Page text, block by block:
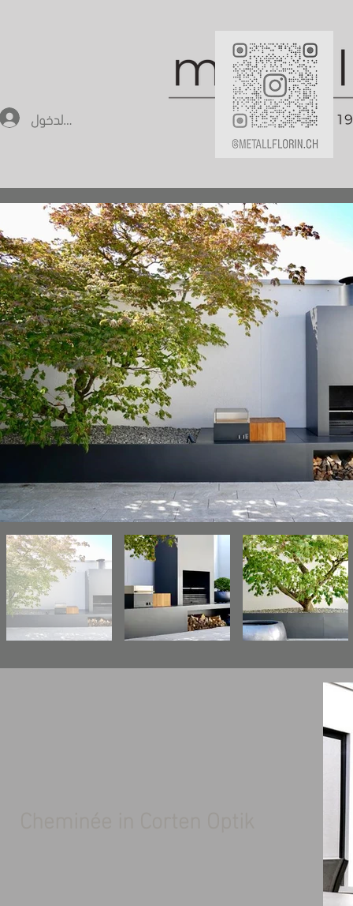
تسجيل الدخول